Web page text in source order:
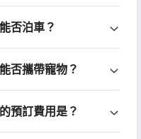
否泊車？
否攜帶寵物？
預訂費用是？